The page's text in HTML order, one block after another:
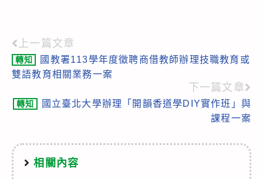
Read
more
上一篇文章
轉知
國教署113學年度徵聘商借教師辦理技職教育或
雙語教育相關業務一案
下一篇文章
轉知
國立臺北大學辦理「開韻香道學DIY實作班」與
課程一案
相關內容